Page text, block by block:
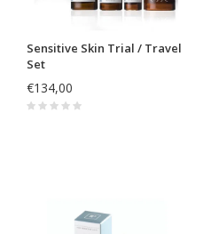
Sensitive Skin Trial / Travel
Set
€134,00